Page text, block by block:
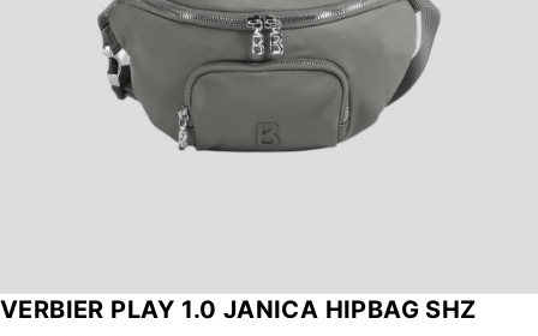
VERBIER PLAY 1.0 JANICA HIPBAG SHZ